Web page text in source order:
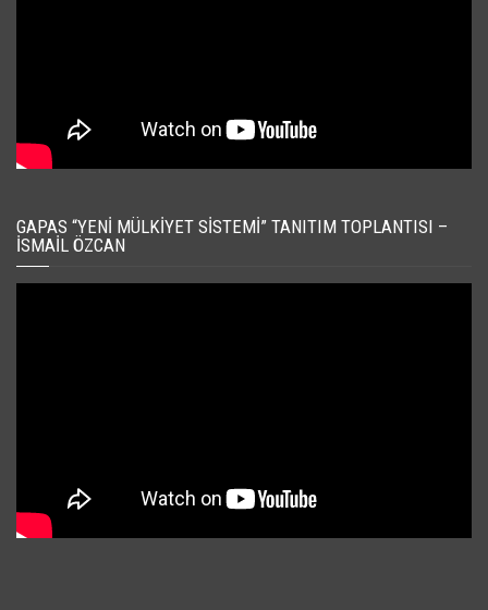
GAPAS “YENI MÜLKIYET SISTEMI” TANITIM TOPLANTISI –
İSMAIL ÖZCAN